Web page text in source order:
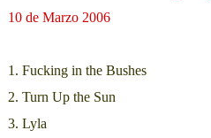
10 de Marzo 2006
1. Fucking in the Bushes
2. Turn Up the Sun
3. Lyla